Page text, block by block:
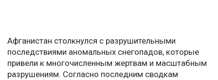
Афганистан столкнулся с разрушительными
последствиями аномальных снегопадов, которые
привели к многочисленным жертвам и масштабным
разрушениям. Согласно последним сводкам